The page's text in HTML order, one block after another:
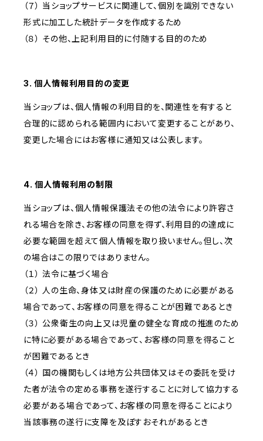
（７） 当ショップサービスに関連して、個別を識別できない
形式に加工した統計データを作成するため
（８） その他、上記利用目的に付随する目的のため
3. 個人情報利用目的の変更
当ショップは、個人情報の利用目的を、関連性を有すると
合理的に認められる範囲内において変更することがあり、
変更した場合にはお客様に通知又は公表します。
4. 個人情報利用の制限
当ショップは、個人情報保護法その他の法令により許容さ
れる場合を除き、お客様の同意を得ず、利用目的の達成に
必要な範囲を超えて個人情報を取り扱いません。但し、次
の場合はこの限りではありません。
（１） 法令に基づく場合
（２） 人の生命、身体又は財産の保護のために必要がある
場合であって、お客様の同意を得ることが困難であるとき
（３） 公衆衛生の向上又は児童の健全な育成の推進のため
に特に必要がある場合であって、お客様の同意を得ること
が困難であるとき
（４） 国の機関もしくは地方公共団体又はその委託を受け
た者が法令の定める事務を遂行することに対して協力する
必要がある場合であって、お客様の同意を得ることにより
当該事務の遂行に支障を及ぼすおそれがあるとき